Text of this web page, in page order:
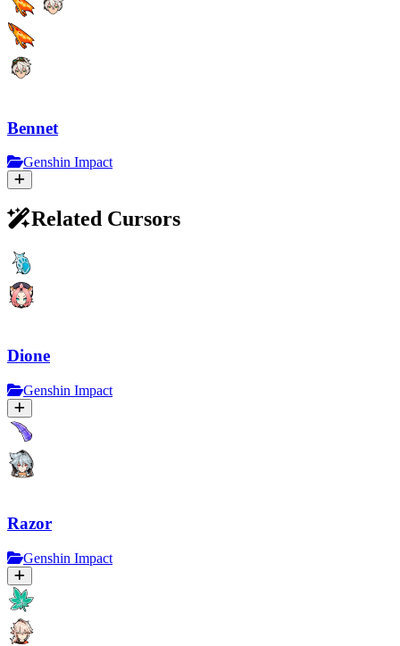
Bennet
Genshin Impact
Related Cursors
Dione
Genshin Impact
Razor
Genshin Impact